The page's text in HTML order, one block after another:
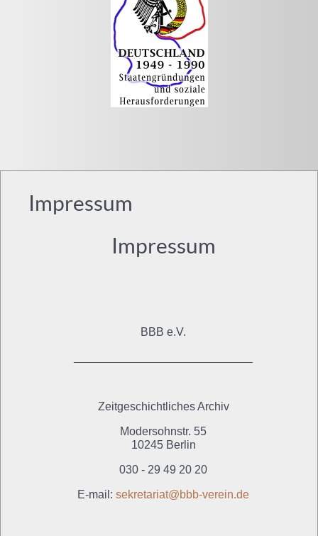
Impressum
Impressum
BBB e.V.
Zeitgeschichtliches Archiv
Modersohnstr. 55
10245 Berlin
030 - 29 49 20 20
E-mail: sekretariat@bbb-verein.de